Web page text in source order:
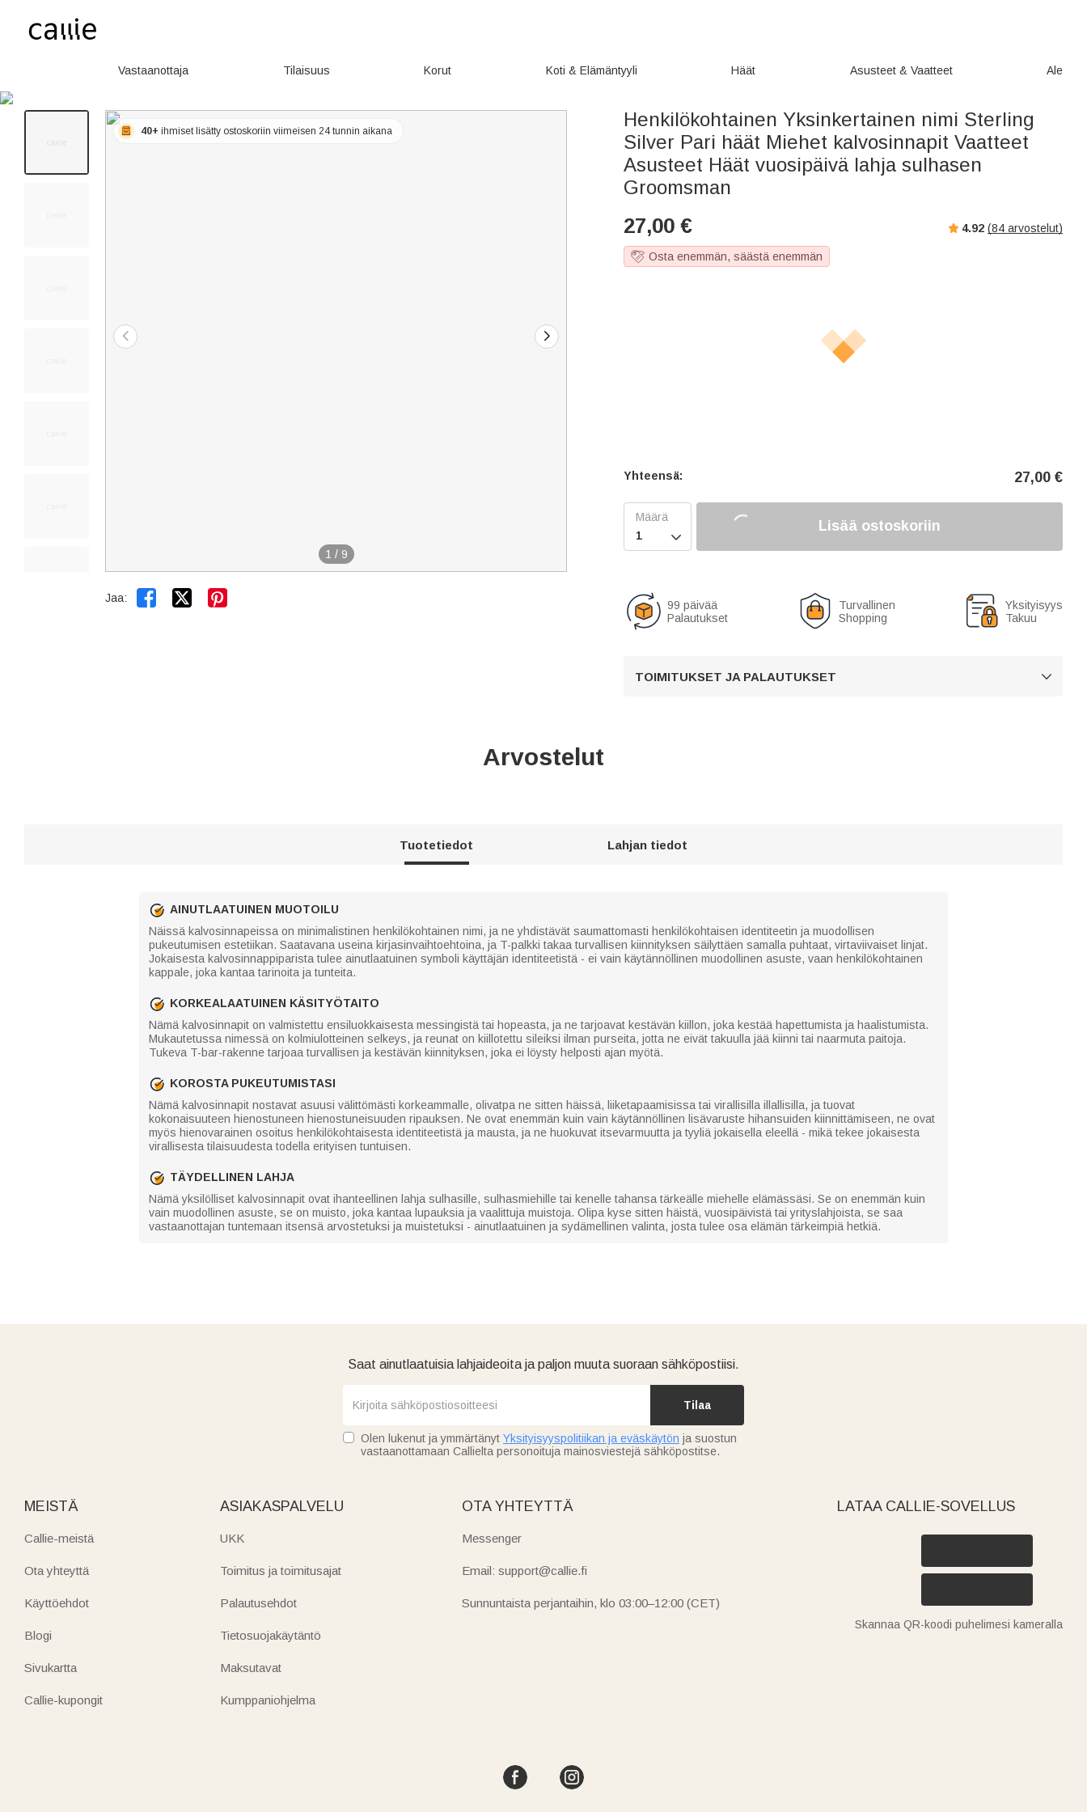
Vastaanottaja Tilaisuus Korut Koti & Elämäntyyli Häät Asusteet & Vaatteet Ale
1 / 9
40+ ihmiset lisätty ostoskoriin viimeisen 24 tunnin aikana
Jaa:  
Henkilökohtainen Yksinkertainen nimi Sterling
Silver Pari häät Miehet kalvosinnapit Vaatteet
Asusteet Häät vuosipäivä lahja sulhasen
Groomsman
27,00 € 4.92 (84 arvostelut)
Osta enemmän, säästä enemmän
Yhteensä: 27,00 €

Lisää ostoskoriin
99 päivää
Palautukset
Turvallinen
Shopping
Yksityisyys
Takuu
TOIMITUKSET JA PALAUTUKSET 
Arvostelut
Tuotetiedot Lahjan tiedot
AINUTLAATUINEN MUOTOILU
Näissä kalvosinnapeissa on minimalistinen henkilökohtainen nimi, ja ne yhdistävät saumattomasti henkilökohtaisen identiteetin ja muodollisen
pukeutumisen estetiikan. Saatavana useina kirjasinvaihtoehtoina, ja T-palkki takaa turvallisen kiinnityksen säilyttäen samalla puhtaat, virtaviivaiset linjat.
Jokaisesta kalvosinnappiparista tulee ainutlaatuinen symboli käyttäjän identiteetistä - ei vain käytännöllinen muodollinen asuste, vaan henkilökohtainen
kappale, joka kantaa tarinoita ja tunteita.
KORKEALAATUINEN KÄSITYÖTAITO
Nämä kalvosinnapit on valmistettu ensiluokkaisesta messingistä tai hopeasta, ja ne tarjoavat kestävän kiillon, joka kestää hapettumista ja haalistumista.
Mukautetussa nimessä on kolmiulotteinen selkeys, ja reunat on kiillotettu sileiksi ilman purseita, jotta ne eivät takuulla jää kiinni tai naarmuta paitoja.
Tukeva T-bar-rakenne tarjoaa turvallisen ja kestävän kiinnityksen, joka ei löysty helposti ajan myötä.
KOROSTA PUKEUTUMISTASI
Nämä kalvosinnapit nostavat asuusi välittömästi korkeammalle, olivatpa ne sitten häissä, liiketapaamisissa tai virallisilla illallisilla, ja tuovat
kokonaisuuteen hienostuneen hienostuneisuuden ripauksen. Ne ovat enemmän kuin vain käytännöllinen lisävaruste hihansuiden kiinnittämiseen, ne ovat
myös hienovarainen osoitus henkilökohtaisesta identiteetistä ja mausta, ja ne huokuvat itsevarmuutta ja tyyliä jokaisella eleellä - mikä tekee jokaisesta
virallisesta tilaisuudesta todella erityisen tuntuisen.
TÄYDELLINEN LAHJA
Nämä yksilölliset kalvosinnapit ovat ihanteellinen lahja sulhasille, sulhasmiehille tai kenelle tahansa tärkeälle miehelle elämässäsi. Se on enemmän kuin
vain muodollinen asuste, se on muisto, joka kantaa lupauksia ja vaalittuja muistoja. Olipa kyse sitten häistä, vuosipäivistä tai yrityslahjoista, se saa
vastaanottajan tuntemaan itsensä arvostetuksi ja muistetuksi - ainutlaatuinen ja sydämellinen valinta, josta tulee osa elämän tärkeimpiä hetkiä.
Saat ainutlaatuisia lahjaideoita ja paljon muuta suoraan sähköpostiisi.
Tilaa
Olen lukenut ja ymmärtänyt Yksityisyyspolitiikan ja eväskäytön ja suostun
vastaanottamaan Callielta personoituja mainosviestejä sähköpostitse.
MEISTÄ
Callie-meistä
Ota yhteyttä
Käyttöehdot
Blogi
Sivukartta
Callie-kupongit
ASIAKASPALVELU
UKK
Toimitus ja toimitusajat
Palautusehdot
Tietosuojakäytäntö
Maksutavat
Kumppaniohjelma
OTA YHTEYTTÄ
Messenger
Email: support@callie.fi
Sunnuntaista perjantaihin, klo 03:00–12:00 (CET)
LATAA CALLIE-SOVELLUS
Skannaa QR-koodi puhelimesi kameralla